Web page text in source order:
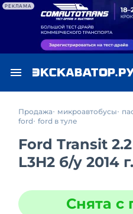
РЕКЛАМА
Продажа микроавтобусы
ford ford в туле
Ford Transit
L3H2 б/у 2014
Снята с